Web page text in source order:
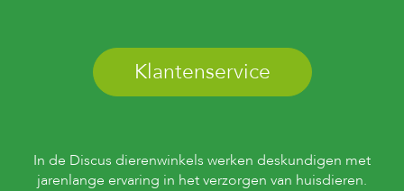
Klantenservice
In de Discus dierenwinkels werken deskundigen met
jarenlange ervaring in het verzorgen van huisdieren.